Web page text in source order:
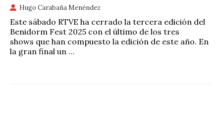
Hugo Carabaña Menéndez
Este sábado RTVE ha cerrado la tercera edición del
Benidorm Fest 2025 con el último de los tres
shows que han compuesto la edición de este año. En
la gran final un …